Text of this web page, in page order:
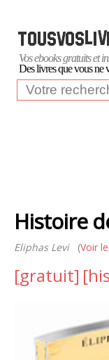
Vos ebooks gratuits et
Des livres que vous ne
Histoire
Eliphas Levi(Voir
[gratuit]